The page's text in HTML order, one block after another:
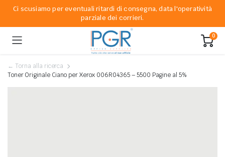
Ci scusiamo per eventuali ritardi di consegna, data l'operatività
parziale dei corrieri.
0
← Torna alla ricerca
Toner Originale Ciano per Xerox 006R04365 – 5500 Pagine al 5%